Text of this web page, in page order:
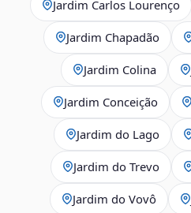
Jardim Carlos Lourenço
Jardim Chapadão
Jardim Colina
Jardim Conceição
Jardim do Lago
Jardim do Trevo
Jardim do Vovô